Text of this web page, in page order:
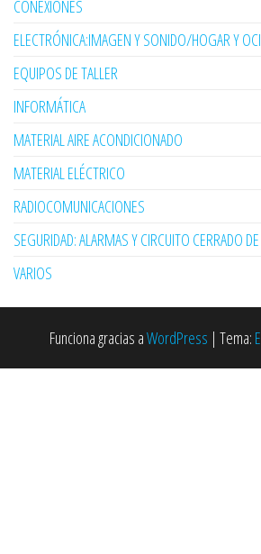
CONEXIONES
ELECTRÓNICA:IMAGEN Y SONIDO/HOGAR Y
EQUIPOS DE TALLER
INFORMÁTICA
MATERIAL AIRE ACONDICIONADO
MATERIAL ELÉCTRICO
RADIOCOMUNICACIONES
SEGURIDAD: ALARMAS Y CIRCUITO CERRADO
VARIOS
Funciona gracias aWordPress | Tema: